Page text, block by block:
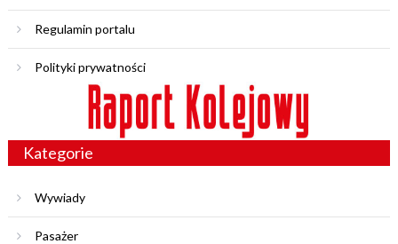
Regulamin portalu
Polityki prywatności
Kategorie
Wywiady
Pasażer